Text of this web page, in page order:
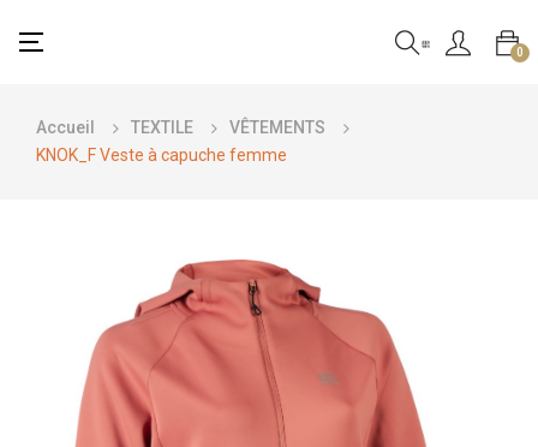
Basculer
☰ 0
Accueil TEXTILE
VÊTEMENTS
KNOK_F Veste à capuche femme